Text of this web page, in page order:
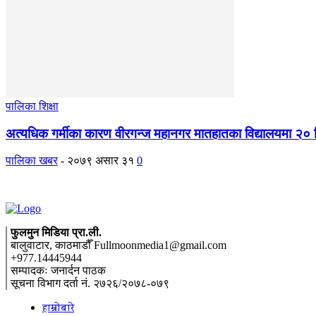
पालिका शिक्षा
अत्यधिक गर्मीका कारण वीरगन्ज महानगर मातहातका विद्यालयमा २०
पालिका खबर - २०७९ असार ३१ 0
फुलमुन मिडिया प्रा.ली.
बालुवाटार, काठमाडौँ Fullmoonmedia1@gmail.com
+977.14445944
सम्पादकः जनार्दन पाठक
सूचना विभाग दर्ता नं. २७२६/२०७८-०७९
हाम्रोबारे